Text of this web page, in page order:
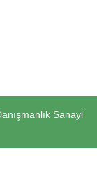
Sanayi